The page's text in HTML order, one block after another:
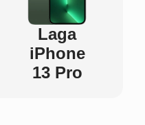
Laga
iPhone
13 Pro